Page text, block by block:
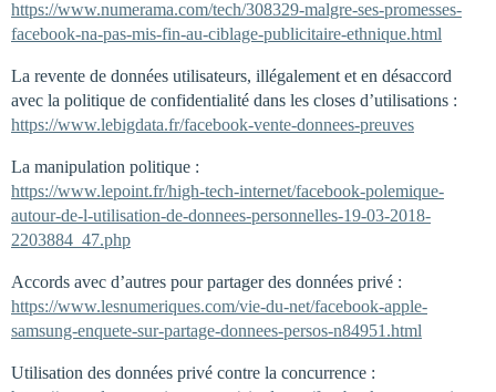
https://www.numerama.com/tech/308329-malgre-ses-promesses-
facebook-na-pas-mis-fin-au-ciblage-publicitaire-ethnique.html
La revente de données utilisateurs, illégalement et en désaccord
avec la politique de confidentialité dans les closes d’utilisations :
https://www.lebigdata.fr/facebook-vente-donnees-preuves
La manipulation politique :
https://www.lepoint.fr/high-tech-internet/facebook-polemique-
autour-de-l-utilisation-de-donnees-personnelles-19-03-2018-
2203884_47.php
Accords avec d’autres pour partager des données privé :
https://www.lesnumeriques.com/vie-du-net/facebook-apple-
samsung-enquete-sur-partage-donnees-persos-n84951.html
Utilisation des données privé contre la concurrence :